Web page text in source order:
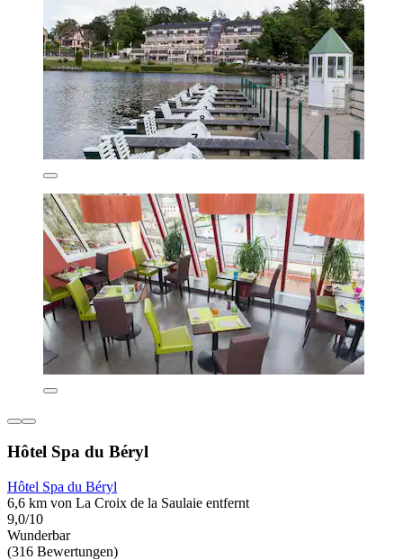
Hôtel Spa du Béryl
Hôtel Spa du Béryl
6,6 km von La Croix de la Saulaie entfernt
9,0/10
Wunderbar
(316 Bewertungen)